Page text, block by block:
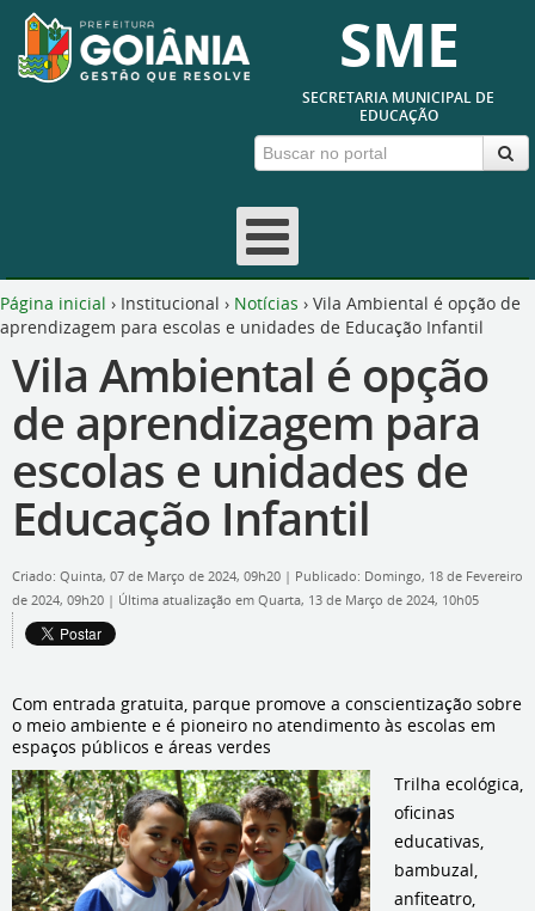
SME
SECRETARIA MUNICIPAL DE
EDUCAÇÃO
Página inicial › Institucional › Notícias › Vila Ambiental é opção de
aprendizagem para escolas e unidades de Educação Infantil
Vila Ambiental é opção
de aprendizagem para
escolas e unidades de
Educação Infantil
Criado: Quinta, 07 de Março de 2024, 09h20 | Publicado: Domingo, 18 de Fevereiro
de 2024, 09h20 | Última atualização em Quarta, 13 de Março de 2024, 10h05
Com entrada gratuita, parque promove a conscientização sobre
o meio ambiente e é pioneiro no atendimento às escolas em
espaços públicos e áreas verdes
Trilha ecológica,
oficinas
educativas,
bambuzal,
anfiteatro,